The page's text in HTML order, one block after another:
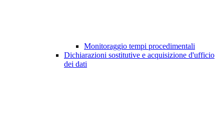
Monitoraggio tempi procedimentali
Dichiarazioni sostitutive e acquisizione d'ufficio
dei dati